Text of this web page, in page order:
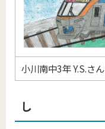
小川南中3年 Y.S.さん
し